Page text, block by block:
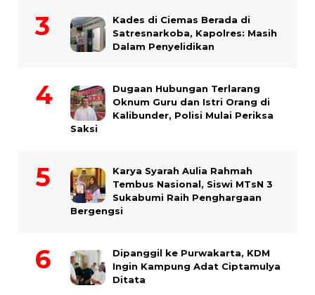
Kades di Ciemas Berada di
Satresnarkoba, Kapolres: Masih
Dalam Penyelidikan
Dugaan Hubungan Terlarang
Oknum Guru dan Istri Orang di
Kalibunder, Polisi Mulai Periksa
Saksi
Karya Syarah Aulia Rahmah
Tembus Nasional, Siswi MTsN 3
Sukabumi Raih Penghargaan
Bergengsi
Dipanggil ke Purwakarta, KDM
Ingin Kampung Adat Ciptamulya
Ditata